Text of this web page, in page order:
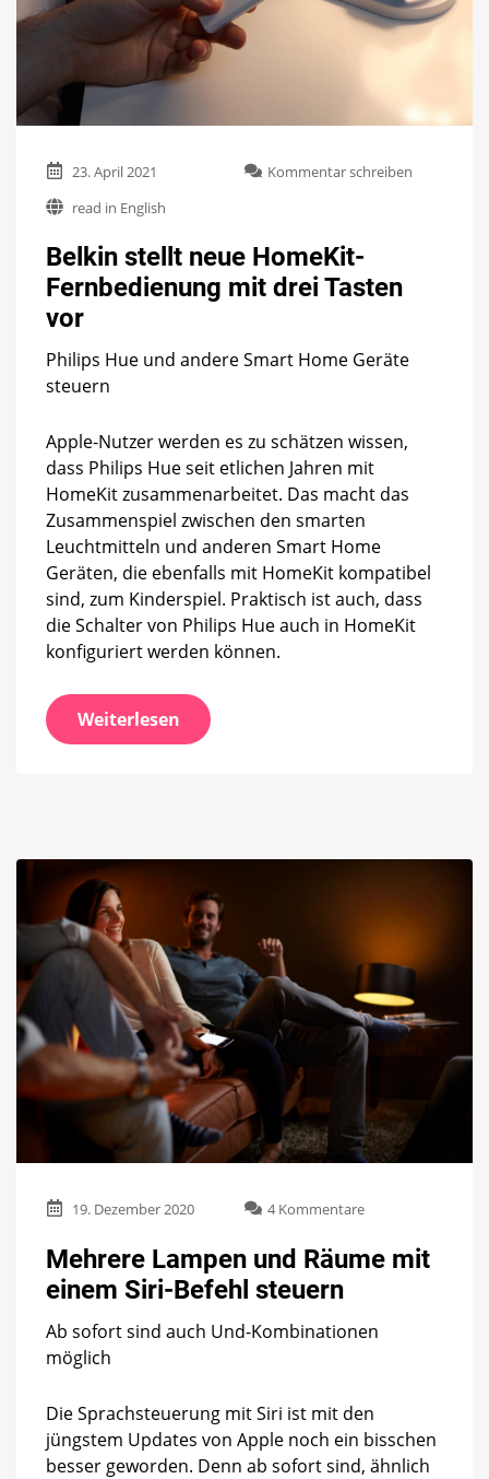
23. April 2021 Kommentar schreiben
read in English
Belkin stellt neue HomeKit-
Fernbedienung mit drei Tasten
vor
Philips Hue und andere Smart Home Geräte
steuern
Apple-Nutzer werden es zu schätzen wissen,
dass Philips Hue seit etlichen Jahren mit
HomeKit zusammenarbeitet. Das macht das
Zusammenspiel zwischen den smarten
Leuchtmitteln und anderen Smart Home
Geräten, die ebenfalls mit HomeKit kompatibel
sind, zum Kinderspiel. Praktisch ist auch, dass
die Schalter von Philips Hue auch in HomeKit
konfiguriert werden können.
Weiterlesen
19. Dezember 2020 4 Kommentarezu
Lampen
und
einem
Mehrere Lampen und Räume mit
einem Siri-Befehl steuern
Ab sofort sind auch Und-Kombinationen
möglich
Die Sprachsteuerung mit Siri ist mit den
jüngstem Updates von Apple noch ein bisschen
besser geworden. Denn ab sofort sind, ähnlich